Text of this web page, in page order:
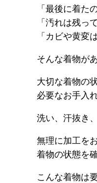
「最後に着た
「汚れは残っ
「カビや黄変
そんな着物が
大切な着物の
必要なお手入
洗い、汗抜き
無理に加工を
着物の状態を
こんな着物は